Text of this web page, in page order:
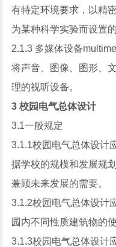
有特定环境要求，以精
为某种科学实验而设置
2.1.3 多媒体设备
将声音、图像、图形、
理的视听设备。
3 校园电气总体设计
3.1一般规定
3.1.1校园电气总体设计
据学校的规模和发展规
兼顾未来发展的需要。
3.1.2校园电气总体设计
园内不同性质建筑物的
3.1.3校园电气总体设计